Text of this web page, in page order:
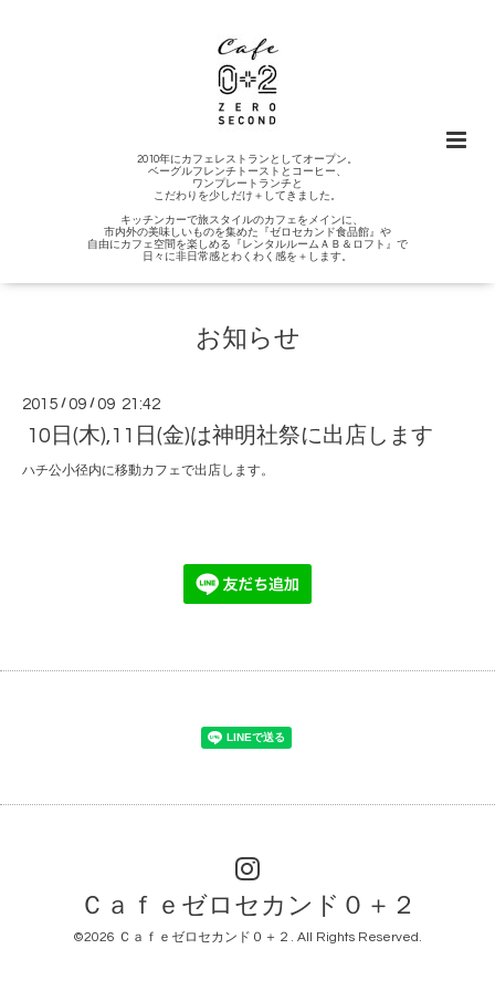
2010年にカフェレストランとしてオープン。
ベーグルフレンチトーストとコーヒー、
ワンプレートランチと
こだわりを少しだけ＋してきました。
キッチンカーで旅スタイルのカフェをメインに、
市内外の美味しいものを集めた『ゼロセカンド食品館』や
自由にカフェ空間を楽しめる『レンタルルームＡＢ＆ロフト』で
日々に非日常感とわくわく感を＋します。
お知らせ
2015 /09 /09 21:42
10日(木),11日(金)は神明社祭に出店します
ハチ公小径内に移動カフェで出店します。
Ｃａｆｅゼロセカンド０＋２
©2026 Ｃａｆｅゼロセカンド０＋２ . All Rights Reserved.